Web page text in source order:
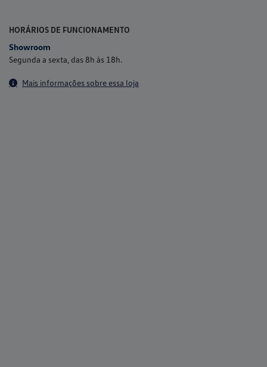
HORÁRIOS DE FUNCIONAMENTO
Showroom
Segunda a sexta, das 8h às 18h.
Mais informações sobre essa loja